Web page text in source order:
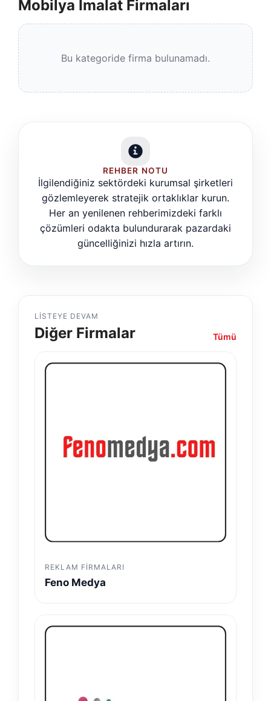
Mobilya İmalat Firmaları
Bu kategoride firma bulunamadı.
REHBER NOTU
İlgilendiğiniz sektördeki kurumsal şirketleri
gözlemleyerek stratejik ortaklıklar kurun.
Her an yenilenen rehberimizdeki farklı
çözümleri odakta bulundurarak pazardaki
güncelliğinizi hızla artırın.
LISTEYE DEVAM
Diğer Firmalar Tümü
REKLAM FIRMALARI
Feno Medya